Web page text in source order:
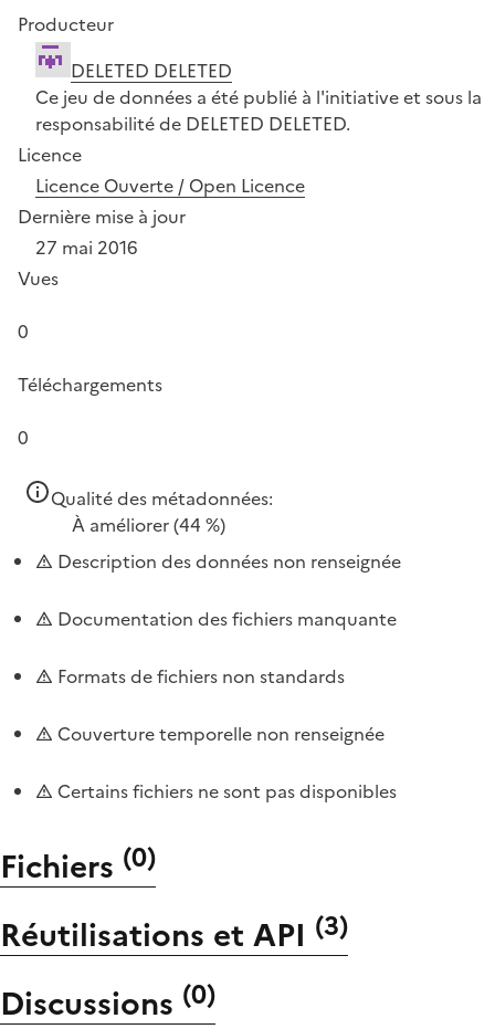
Producteur
DELETED DELETED
Ce jeu de données a été publié à l'initiative et sous la
responsabilité de DELETED DELETED.
Licence
Licence Ouverte / Open Licence
Dernière mise à jour
27 mai 2016
Vues
0
Téléchargements
0
Qualité des métadonnées:
À améliorer(44 %)
Description des données non renseignée
Documentation des fichiers manquante
Formats de fichiers non standards
Couverture temporelle non renseignée
Certains fichiers ne sont pas disponibles
Fichiers (0)
Réutilisations et API (3)
Discussions (0)